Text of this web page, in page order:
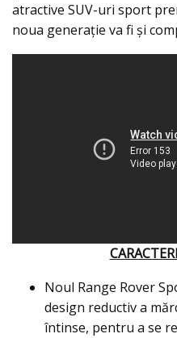
atractive SUV-uri sport
noua generaţie va fi şi
Noul Range Rover
design reductiv a
întinse, pentru a se